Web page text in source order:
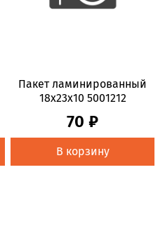
Пакет ламинированный
18x23x10 5001212
70 ₽
В корзину